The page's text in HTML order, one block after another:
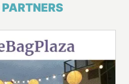
PARTNERS